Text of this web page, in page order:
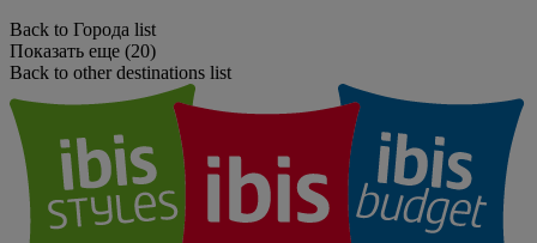
Back to Города list
Показать еще (20)
Back to other destinations list